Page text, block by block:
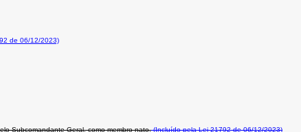
de 06/12/2023)
Subcomandante-Geral, como membro nato.(Incluído pela Lei 21792 de 06/12/2023)